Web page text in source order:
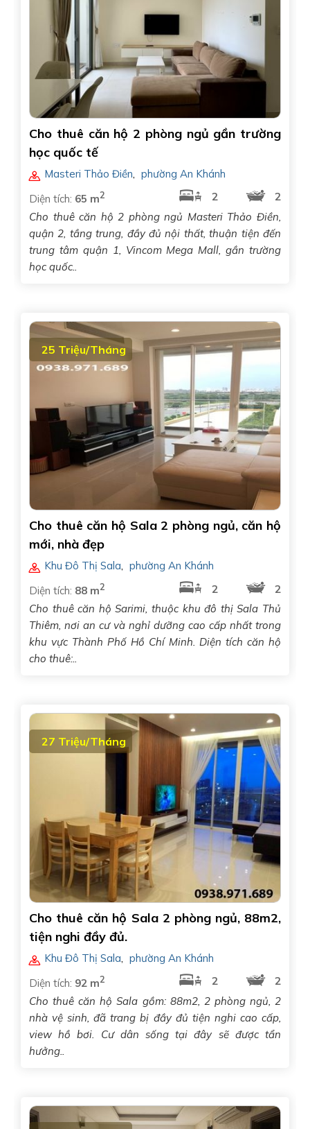
Cho thuê căn hộ 2 phòng ngủ gần trường
học quốc tế
Masteri Thảo Điền
phường An Khánh
Diện tích: 65 m2 2
2
Cho thuê căn hộ 2 phòng ngủ Masteri Thảo Điền,
quận 2, tầng trung, đầy đủ nội thất, thuận tiện đến
trung tâm quận 1, Vincom Mega Mall, gần trường
học quốc..
25 Triệu/Tháng
Cho thuê căn hộ Sala 2 phòng ngủ, căn hộ
mới, nhà đẹp
Khu Đô Thị Sala, phường An Khánh
Diện tích: 88 m2 2
2
Cho thuê căn hộ Sarimi, thuộc khu đô thị Sala Thủ
Thiêm, nơi an cư và nghỉ dưỡng cao cấp nhất trong
khu vực Thành Phố Hồ Chí Minh. Diện tích căn hộ
cho thuê:..
27 Triệu/Tháng
Cho thuê căn hộ Sala 2 phòng ngủ, 88m2,
tiện nghi đầy đủ.
Khu Đô Thị Sala
phường An Khánh
Diện tích: 92 m2 2
2
Cho thuê căn hộ Sala gồm: 88m2, 2 phòng ngủ, 2
nhà vệ sinh, đã trang bị đầy đủ tiện nghi cao cấp,
view hồ bơi. Cư dân sống tại đây sẽ được tẩn
hưởng..